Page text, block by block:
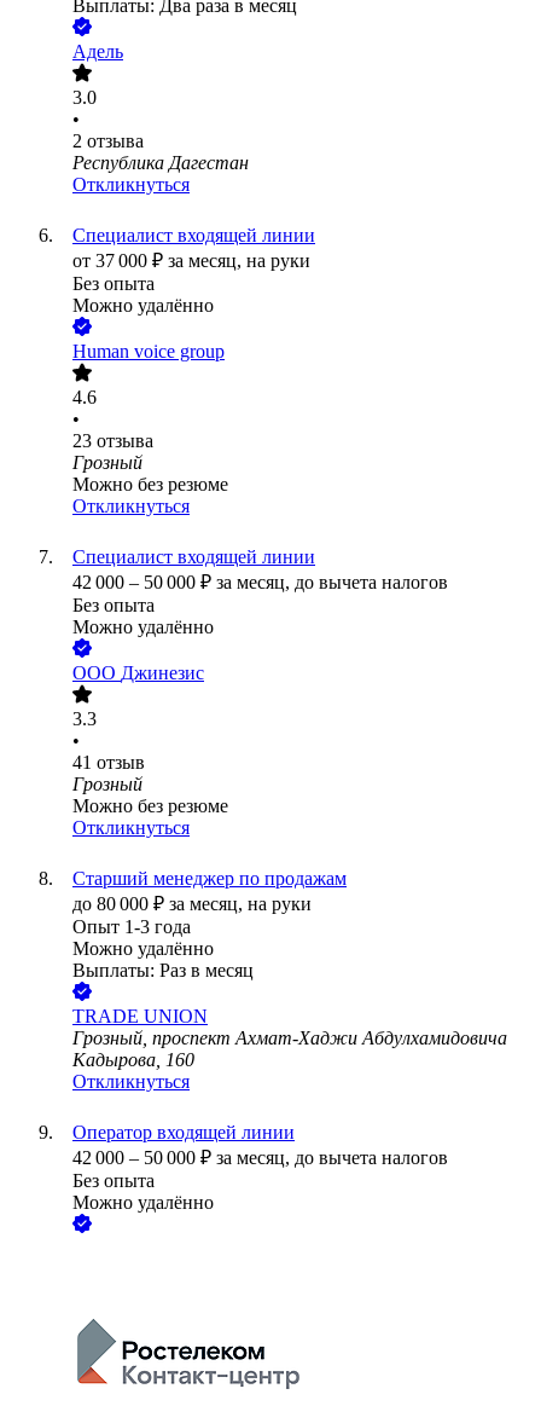
Выплаты: Два раза в месяц
Адель
3.0
•
2 отзыва
Республика Дагестан
Откликнуться
Специалист входящей линии
от 37 000 ₽ за месяц, на руки
Без опыта
Можно удалённо
Human voice group
4.6
•
23 отзыва
Грозный
Можно без резюме
Откликнуться
Специалист входящей линии
42 000 – 50 000 ₽ за месяц, до вычета налогов
Без опыта
Можно удалённо
ООО Джинезис
3.3
•
41 отзыв
Грозный
Можно без резюме
Откликнуться
Старший менеджер по продажам
до 80 000 ₽ за месяц, на руки
Опыт 1-3 года
Можно удалённо
Выплаты: Раз в месяц
TRADE UNION
Грозный, проспект Ахмат-Хаджи Абдулхамидовича
Кадырова, 160
Откликнуться
Оператор входящей линии
42 000 – 50 000 ₽ за месяц, до вычета налогов
Без опыта
Можно удалённо